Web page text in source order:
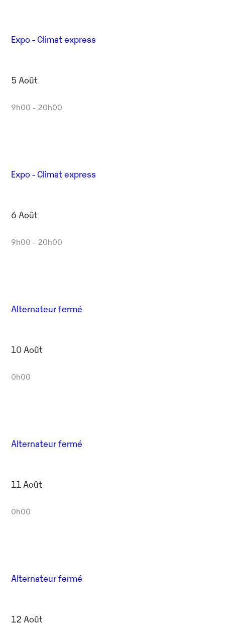
Expo - Climat express
5 Août
9h00 - 20h00
Expo - Climat express
6 Août
9h00 - 20h00
Alternateur fermé
10 Août
0h00
Alternateur fermé
11 Août
0h00
Alternateur fermé
12 Août